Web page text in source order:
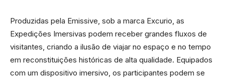
Produzidas pela Emissive, sob a marca Excurio, as
Expedições Imersivas podem receber grandes fluxos de
visitantes, criando a ilusão de viajar no espaço e no tempo
em reconstituições históricas de alta qualidade. Equipados
com um dispositivo imersivo, os participantes podem se